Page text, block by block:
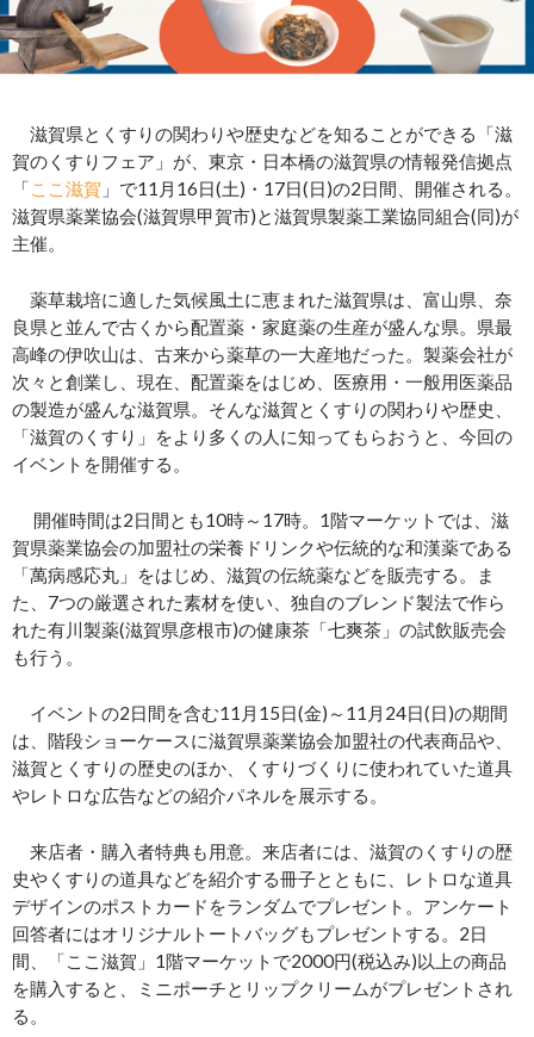
滋賀県とくすりの関わりや歴史などを知ることができる「滋
賀のくすりフェア」が、東京・日本橋の滋賀県の情報発信拠点
「ここ滋賀 」で11月16日(土)・17日(日)の2日間、開催される。
滋賀県薬業協会(滋賀県甲賀市)と滋賀県製薬工業協同組合(同)が
主催。
薬草栽培に適した気候風土に恵まれた滋賀県は、富山県、奈
良県と並んで古くから配置薬・家庭薬の生産が盛んな県。県最
高峰の伊吹山は、古来から薬草の一大産地だった。製薬会社が
次々と創業し、現在、配置薬をはじめ、医療用・一般用医薬品
の製造が盛んな滋賀県。そんな滋賀とくすりの関わりや歴史、
「滋賀のくすり」をより多くの人に知ってもらおうと、今回の
イベントを開催する。
開催時間は2日間とも10時～17時。1階マーケットでは、滋
賀県薬業協会の加盟社の栄養ドリンクや伝統的な和漢薬である
「萬病感応丸」をはじめ、滋賀の伝統薬などを販売する。ま
た、7つの厳選された素材を使い、独自のブレンド製法で作ら
れた有川製薬(滋賀県彦根市)の健康茶「七爽茶」の試飲販売会
も行う。
イベントの2日間を含む11月15日(金)～11月24日(日)の期間
は、階段ショーケースに滋賀県薬業協会加盟社の代表商品や、
滋賀とくすりの歴史のほか、くすりづくりに使われていた道具
やレトロな広告などの紹介パネルを展示する。
来店者・購入者特典も用意。来店者には、滋賀のくすりの歴
史やくすりの道具などを紹介する冊子とともに、レトロな道具
デザインのポストカードをランダムでプレゼント。アンケート
回答者にはオリジナルトートバッグもプレゼントする。2日
間、「ここ滋賀」1階マーケットで2000円(税込み)以上の商品
を購入すると、ミニポーチとリップクリームがプレゼントされ
る。